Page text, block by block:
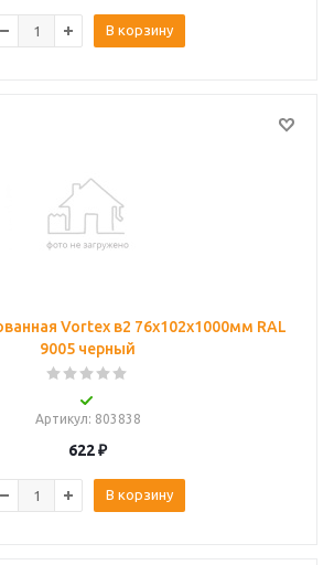
В корзину
Vortex в2 76х102х1000мм RAL
9005 черный
Артикул: 803838
622₽
В корзину